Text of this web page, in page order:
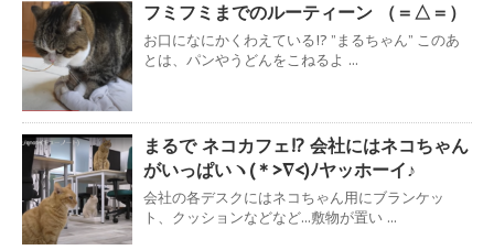
フミフミまでのルーティーン （＝△＝）
お口になにかくわえている!? ”まるちゃん” このあ
とは、パンやうどんをこねるよ ...
まるで ネコカフェ!? 会社にはネコちゃん
がいっぱいヽ(＊>∇<)ﾉヤッホーイ♪
会社の各デスクにはネコちゃん用にブランケッ
ト、クッションなどなど...敷物が置い ...